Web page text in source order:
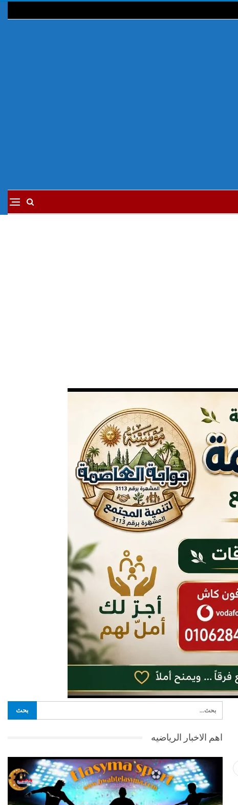
اهم الاخبار الرياضيه